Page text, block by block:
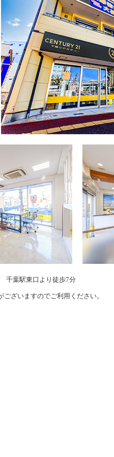
千葉駅東口より徒歩7分
ざいますのでご利用ください。